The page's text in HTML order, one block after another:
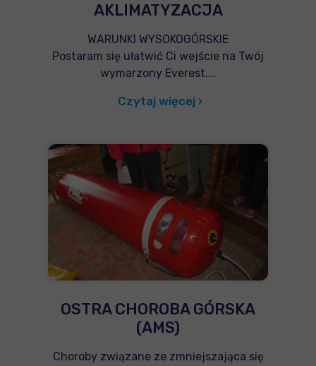
AKLIMATYZACJA
WARUNKI WYSOKOGÓRSKIE
Postaram się ułatwić Ci wejście na Twój
wymarzony Everest....
Czytaj więcej ›
OSTRA CHOROBA GÓRSKA
(AMS)
Choroby związane ze zmniejszająca się